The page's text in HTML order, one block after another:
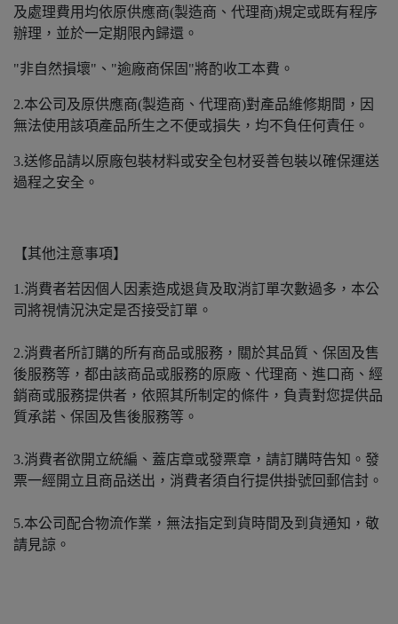
及處理費用均依原供應商(製造商、代理商)規定或既有程序
辦理，並於一定期限內歸還。
"非自然損壞"、"逾廠商保固"將酌收工本費。
2.本公司及原供應商(製造商、代理商)對產品維修期間，因
無法使用該項產品所生之不便或損失，均不負任何責任。
3.送修品請以原廠包裝材料或安全包材妥善包裝以確保運送
過程之安全。
【其他注意事項】
1.消費者若因個人因素造成退貨及取消訂單次數過多，本公
司將視情況決定是否接受訂單。
2.消費者所訂購的所有商品或服務，關於其品質、保固及售
後服務等，都由該商品或服務的原廠、代理商、進口商、經
銷商或服務提供者，依照其所制定的條件，負責對您提供品
質承諾、保固及售後服務等。
3.消費者欲開立統編、蓋店章或發票章，請訂購時告知。發
票一經開立且商品送出，消費者須自行提供掛號回郵信封。
5.本公司配合物流作業，無法指定到貨時間及到貨通知，敬
請見諒。